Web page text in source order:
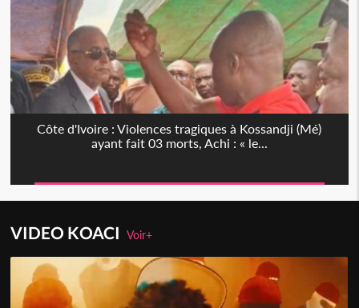
Côte d'Ivoire : Violences tragiques à Kossandji (Mé)
ayant fait 03 morts, Achi : « le...
VIDEO KOACIVoir+